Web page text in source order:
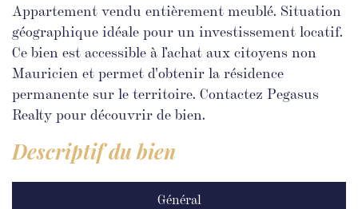
Appartement vendu entièrement meublé. Situation
géographique idéale pour un investissement locatif.
Ce bien est accessible à l’achat aux citoyens non
Mauricien et permet d'obtenir la résidence
permanente sur le territoire. Contactez Pegasus
Realty pour découvrir de bien.
descriptif du bien
Général